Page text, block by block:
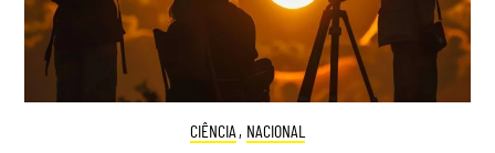
CIÊNCIA , NACIONAL